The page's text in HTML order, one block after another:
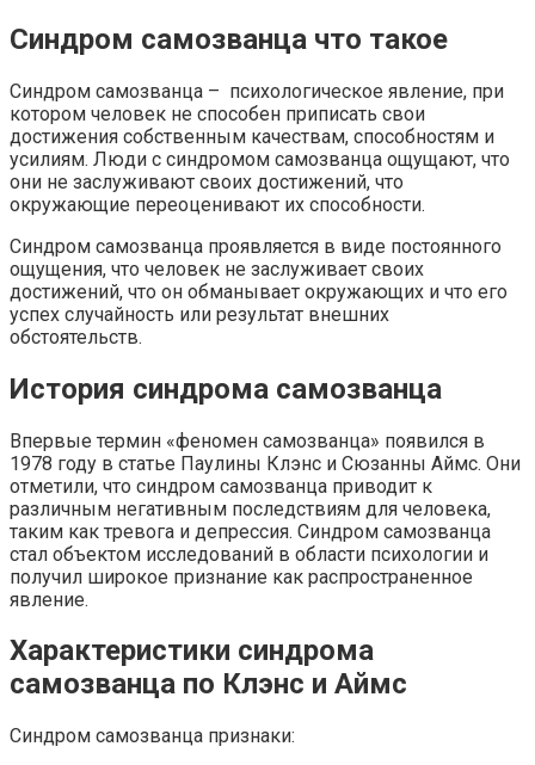
Синдром самозванца что такое
Синдром самозванца – психологическое явление, при
котором человек не способен приписать свои
достижения собственным качествам, способностям и
усилиям. Люди с синдромом самозванца ощущают, что
они не заслуживают своих достижений, что
окружающие переоценивают их способности.
Синдром самозванца проявляется в виде постоянного
ощущения, что человек не заслуживает своих
достижений, что он обманывает окружающих и что его
успех случайность или результат внешних
обстоятельств.
История синдрома самозванца
Впервые термин «феномен самозванца» появился в
1978 году в статье Паулины Клэнс и Сюзанны Аймс. Они
отметили, что синдром самозванца приводит к
различным негативным последствиям для человека,
таким как тревога и депрессия. Синдром самозванца
стал объектом исследований в области психологии и
получил широкое признание как распространенное
явление.
Характеристики синдрома
самозванца по Клэнс и Аймс
Синдром самозванца признаки: